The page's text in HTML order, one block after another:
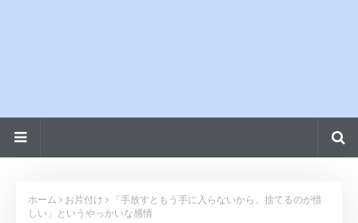
ホーム お片付け
「手放すともう手に入らないから、捨てるのが惜
しい」というやっかいな感情